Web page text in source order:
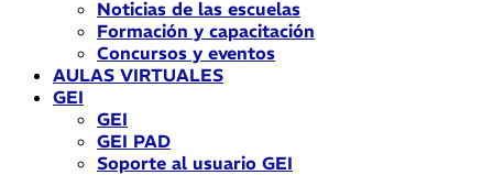
Noticias de las escuelas
Formación y capacitación
Concursos y eventos
AULAS VIRTUALES
GEI
GEI
GEI PAD
Soporte al usuario GEI